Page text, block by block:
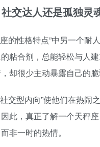
交达人还是孤独灵
的性格特点”中另一个耐
粘合剂，总能轻松与人
却很少主动暴露自己的脆
交型内向”使他们在热闹
此，真正了解一个天秤
非一时的热情。